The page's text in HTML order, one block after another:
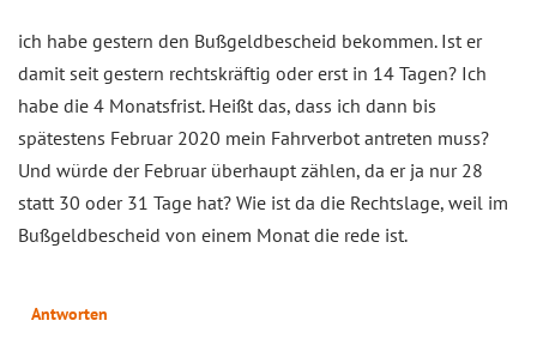
ich habe gestern den Bußgeldbescheid bekommen. Ist er
damit seit gestern rechtskräftig oder erst in 14 Tagen? Ich
habe die 4 Monatsfrist. Heißt das, dass ich dann bis
spätestens Februar 2020 mein Fahrverbot antreten muss?
Und würde der Februar überhaupt zählen, da er ja nur 28
statt 30 oder 31 Tage hat? Wie ist da die Rechtslage, weil im
Bußgeldbescheid von einem Monat die rede ist.
Antworten